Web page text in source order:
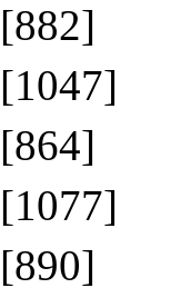
[882]
[1047]
[864]
[1077]
[890]